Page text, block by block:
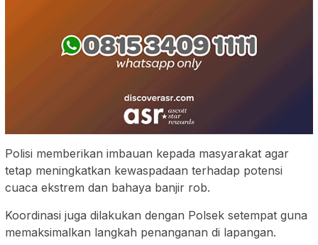
Polisi memberikan imbauan kepada masyarakat agar
tetap meningkatkan kewaspadaan terhadap potensi
cuaca ekstrem dan bahaya banjir rob.
Koordinasi juga dilakukan dengan Polsek setempat guna
memaksimalkan langkah penanganan di lapangan.